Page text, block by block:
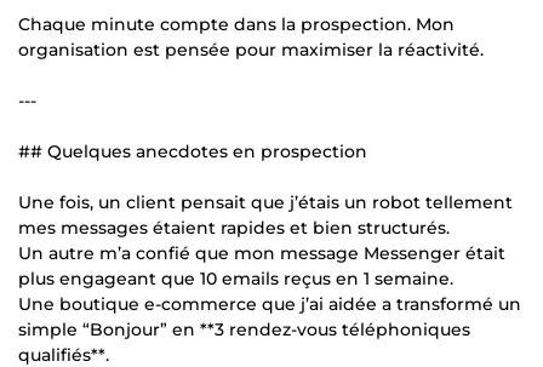
Chaque minute compte dans la prospection. Mon
organisation est pensée pour maximiser la réactivité.
---
## Quelques anecdotes en prospection
Une fois, un client pensait que j’étais un robot tellement
mes messages étaient rapides et bien structurés.
Un autre m’a confié que mon message Messenger était
plus engageant que 10 emails reçus en 1 semaine.
Une boutique e-commerce que j’ai aidée a transformé un
simple “Bonjour” en **3 rendez-vous téléphoniques
qualifiés**.